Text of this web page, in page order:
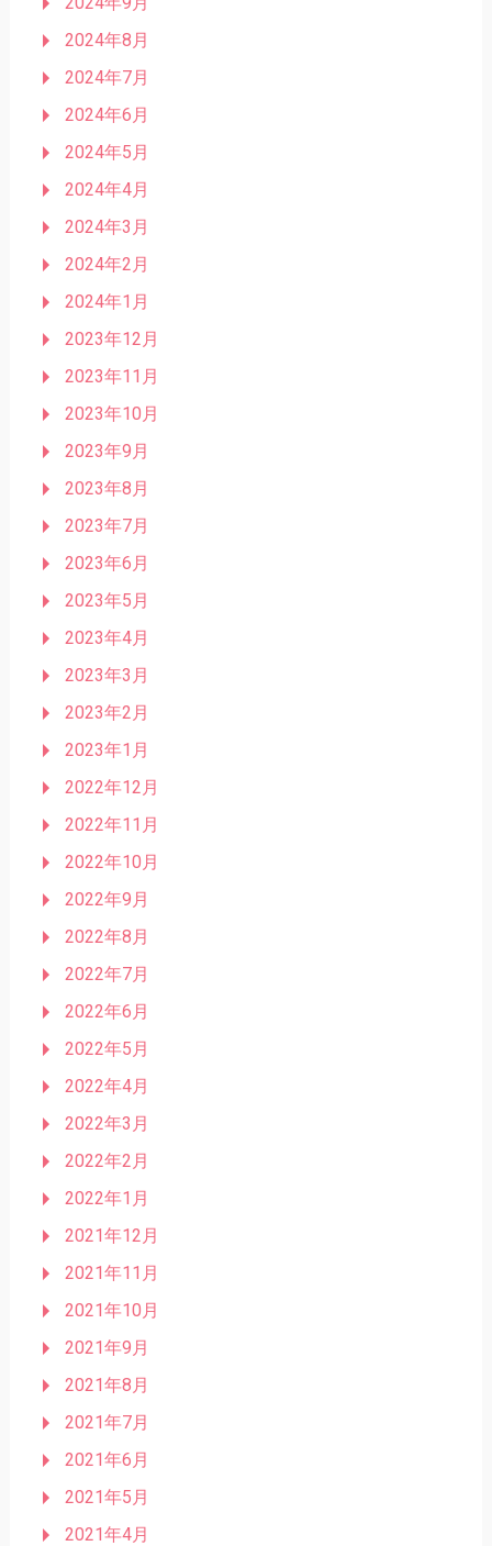
2024年8月
2024年7月
2024年6月
2024年5月
2024年4月
2024年3月
2024年2月
2024年1月
2023年12月
2023年11月
2023年10月
2023年9月
2023年8月
2023年7月
2023年6月
2023年5月
2023年4月
2023年3月
2023年2月
2023年1月
2022年12月
2022年11月
2022年10月
2022年9月
2022年8月
2022年7月
2022年6月
2022年5月
2022年4月
2022年3月
2022年2月
2022年1月
2021年12月
2021年11月
2021年10月
2021年9月
2021年8月
2021年7月
2021年6月
2021年5月
2021年4月